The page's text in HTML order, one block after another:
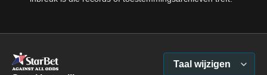
Taal wijzigen